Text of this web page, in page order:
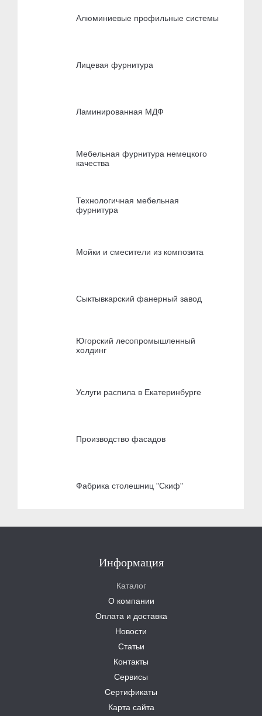
Алюминиевые профильные системы
Лицевая фурнитура
Ламинированная МДФ
Мебельная фурнитура немецкого
качества
Технологичная мебельная
фурнитура
Мойки и смесители из композита
Сыктывкарский фанерный завод
Югорский лесопромышленный
холдинг
Услуги распила в Екатеринбурге
Производство фасадов
Фабрика столешниц "Скиф"
Информация
Каталог
О компании
Оплата и доставка
Новости
Статьи
Контакты
Сервисы
Сертификаты
Карта сайта